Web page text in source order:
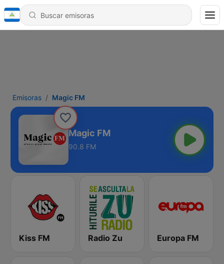
Emisoras Magic FM
Magic FM
90.8 FM
Kiss FM Radio Zu Europa FM